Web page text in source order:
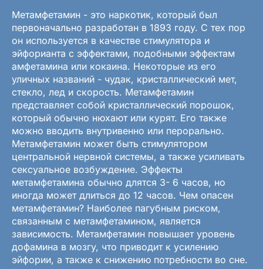
Метамфетамин - это наркотик, который был
первоначально разработан в 1893 году. С тех пор
он используется в качестве стимулятора и
эйфорианта с эффектами, подобными эффектам
амфетамина или кокаина. Некоторые из его
уличных названий - чудак, кристаллический мет,
стекло, лед и скорость. Метамфетамин
представляет собой кристаллический порошок,
который обычно нюхают или курят. Его также
можно вводить внутривенно или перорально.
Метамфетамин может быть стимулятором
центральной нервной системы, а также усиливать
сексуальное возбуждение. Эффекты
метамфетамина обычно длятся 3- 6 часов, но
иногда может длиться до 12 часов. Чем опасен
метамфетамин? Наиболее пагубным риском,
связанным с метамфетамином, является
зависимость. Метамфетамин повышает уровень
дофамина в мозгу, что приводит к усилению
эйфории, а также к снижению потребности во сне.